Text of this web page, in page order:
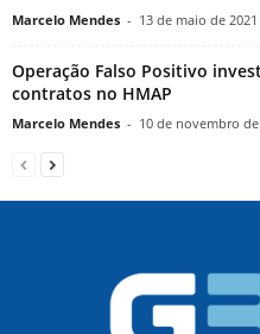
Marcelo Mendes - 13 de maio de 2021
Operação Falso Positivo
contratos no HMAP
Marcelo Mendes - 10 de novembro